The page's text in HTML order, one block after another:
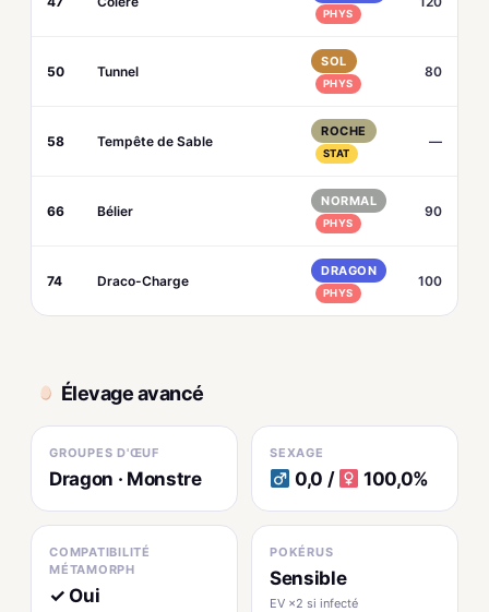
PHYS
50 Tunnel
SOL
PHYS
80
58 Tempête de Sable
ROCHE
STAT
—
66 Bélier
NORMAL
PHYS
90
74 Draco-Charge
DRAGON
PHYS
100
Élevage avancé
GROUPES D'ŒUF
Dragon · Monstre
SEXAGE
0,0 / 100,0%
COMPATIBILITÉ
MÉTAMORPH
✓ Oui
POKÉRUS
Sensible
EV ×2 si infecté